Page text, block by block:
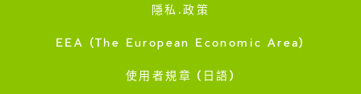
隱私·政策
EEA (The European Economic Area)
使用者規章 (日語)